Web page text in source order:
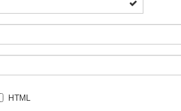
HTML